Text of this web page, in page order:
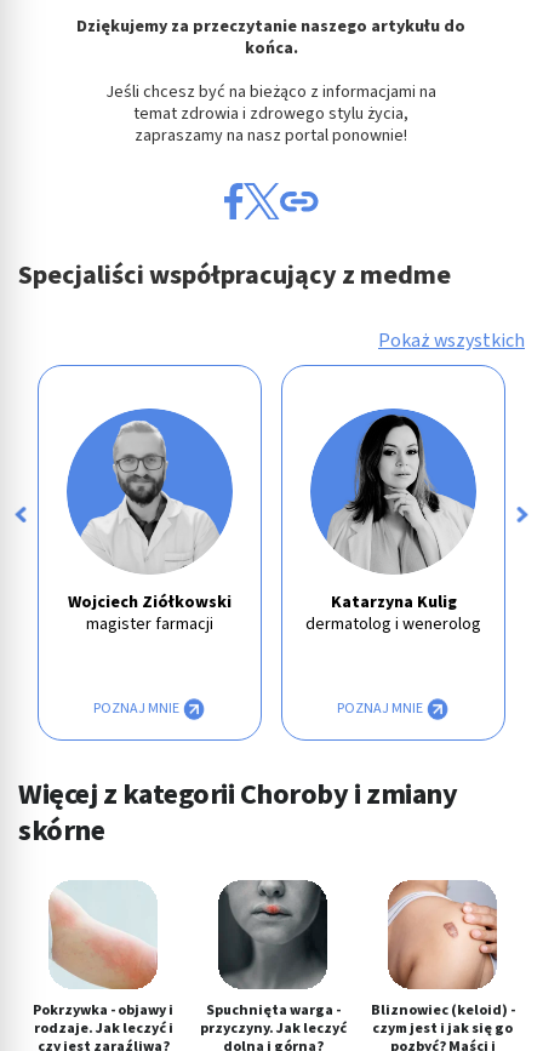
Dziękujemy za przeczytanie naszego artykułu do
końca.
Jeśli chcesz być na bieżąco z informacjami na
temat zdrowia i zdrowego stylu życia,
zapraszamy na nasz portal ponownie!
Specjaliści współpracujący z medme
Pokaż wszystkich
Wojciech Ziółkowski
magister farmacji
POZNAJ MNIE
Katarzyna Kulig
dermatolog i wenerolog
POZNAJ MNIE
Więcej z kategorii Choroby i zmiany
skórne
Pokrzywka - objawy i
rodzaje. Jak leczyć i
Spuchnięta warga -
przyczyny. Jak leczyć
Bliznowiec (keloid) -
czym jest i jak się go